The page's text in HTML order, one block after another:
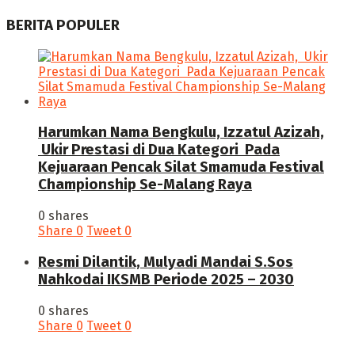
BERITA POPULER
Harumkan Nama Bengkulu, Izzatul Azizah,
Ukir Prestasi di Dua Kategori Pada
Kejuaraan Pencak Silat Smamuda Festival
Championship Se-Malang Raya
0 shares
Share 0 Tweet 0
Resmi Dilantik, Mulyadi Mandai S.Sos
Nahkodai IKSMB Periode 2025 – 2030
0 shares
Share 0 Tweet 0